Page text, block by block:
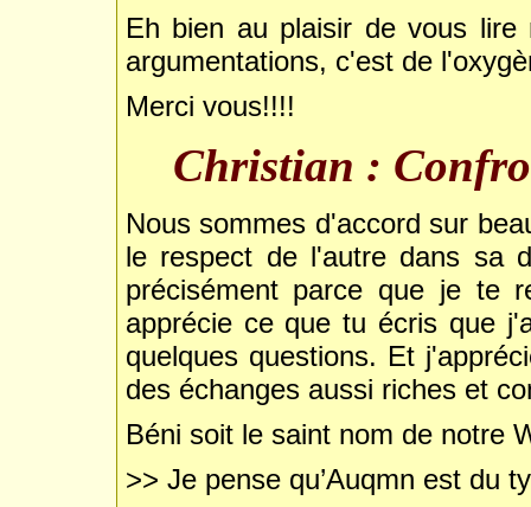
Eh bien au plaisir de vous lire
argumentations, c'est de
Merci vous!!!!
Christian :
Nous sommes d'accord sur
le respect de l'autre dans sa
précisément parce que je te
apprécie ce que tu écris que
quelques questions. Et
des échanges aussi riches et
Béni soit le saint nom de notre
>> Je pense qu’Auqmn est du